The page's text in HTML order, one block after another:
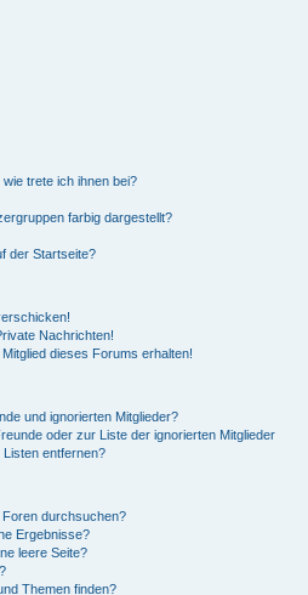
trete ich ihnen bei?
farbig dargestellt?
der Startseite?
Nachrichten!
dieses Forums erhalten!
und ignorierten Mitglieder?
oder zur Liste der ignorierten Mitglieder
entfernen?
durchsuchen?
Ergebnisse?
leere Seite?
Themen finden?